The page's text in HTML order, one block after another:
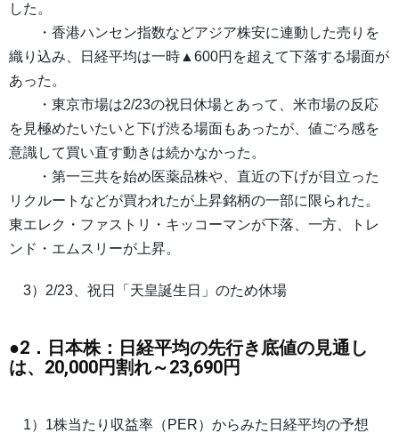
した。
・香港ハンセン指数などアジア株安に連動した売りを
織り込み、日経平均は一時▲600円を超えて下落する場面が
あった。
・東京市場は2/23の祝日休場とあって、米市場の反応
を見極めたいたいと下げ渋る場面もあったが、値ごろ感を
意識して買い直す動きは続かなかった。
・第一三共を始め医薬品株や、直近の下げが目立った
リクルートなどが買われたが上昇銘柄の一部に限られた。
東エレク・ファストリ・キッコーマンが下落、一方、トレ
ンド・エムスリーが上昇。
3）2/23、祝日「天皇誕生日」のため休場
●2．日本株：日経平均の先行き底値の見通し
は、20,000円割れ～23,690円
1）1株当たり収益率（PER）からみた日経平均の予想